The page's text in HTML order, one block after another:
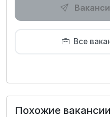
Все
Похожие вакансии